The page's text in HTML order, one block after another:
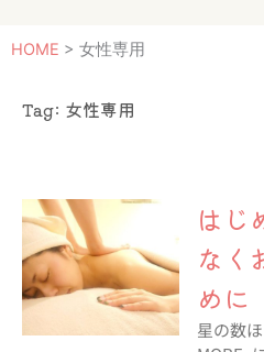
HOME > 女性専用
Tag: 女性専用
はじ
なく
めに
星の数